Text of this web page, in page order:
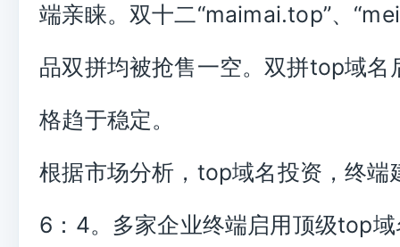
端亲睐。双十二“maimai.top”、
品双拼均被抢售一空。双拼top域名
格趋于稳定。
根据市场分析，top域名投资，终端
6：4。多家企业终端启用顶级top